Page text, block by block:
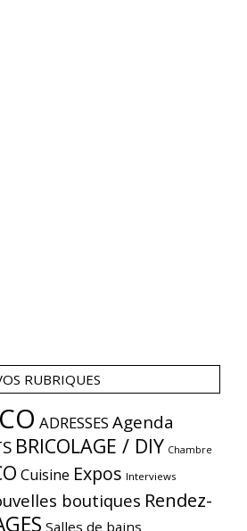
RUBRIQUES
ADRESSES Agenda
BRICOLAGE / DIY Chambre
Cuisine Expos Interviews
boutiques Rendez-
Salles de bains